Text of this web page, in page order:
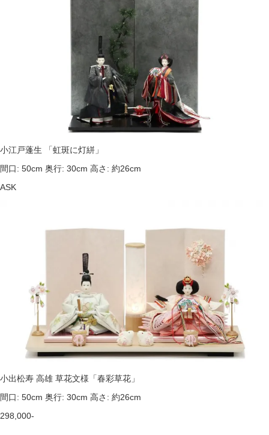
小江戸蓬生 「虹斑に灯絣」
間口: 50cm 奥行: 30cm 高さ: 約26cm
ASK
小出松寿 高雄 草花文様「春彩草花」
間口: 50cm 奥行: 30cm 高さ: 約26cm
298,000-